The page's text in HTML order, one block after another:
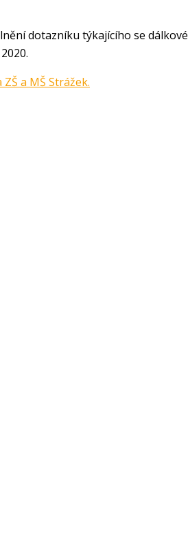
dotazníku týkajícího se
a MŠ Strážek.